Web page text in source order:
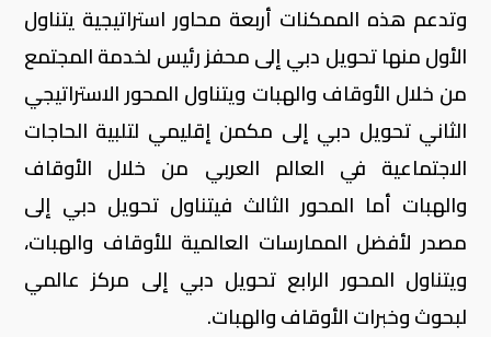
وتدعم هذه الممكنات أربعة محاور استراتيجية يتناول
الأول منها تحويل دبي إلى محفز رئيس لخدمة المجتمع
من خلال الأوقاف والهبات ويتناول المحور الاستراتيجي
الثاني تحويل دبي إلى مكمن إقليمي لتلبية الحاجات
الاجتماعية في العالم العربي من خلال الأوقاف
والهبات أما المحور الثالث فيتناول تحويل دبي إلى
مصدر لأفضل الممارسات العالمية للأوقاف والهبات،
ويتناول المحور الرابع تحويل دبي إلى مركز عالمي
لبحوث وخبرات الأوقاف والهبات.